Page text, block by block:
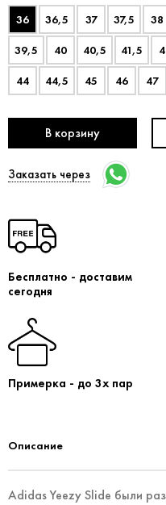
36 36,5 37 37,5 38
39,5 40 40,5 41,5
44 44,5 45 46 47
В корзину
Заказать через
Бесплатно - доставим
сегодня
Примерка - до 3х пар
Описание
Adidas Yeezy Slide были